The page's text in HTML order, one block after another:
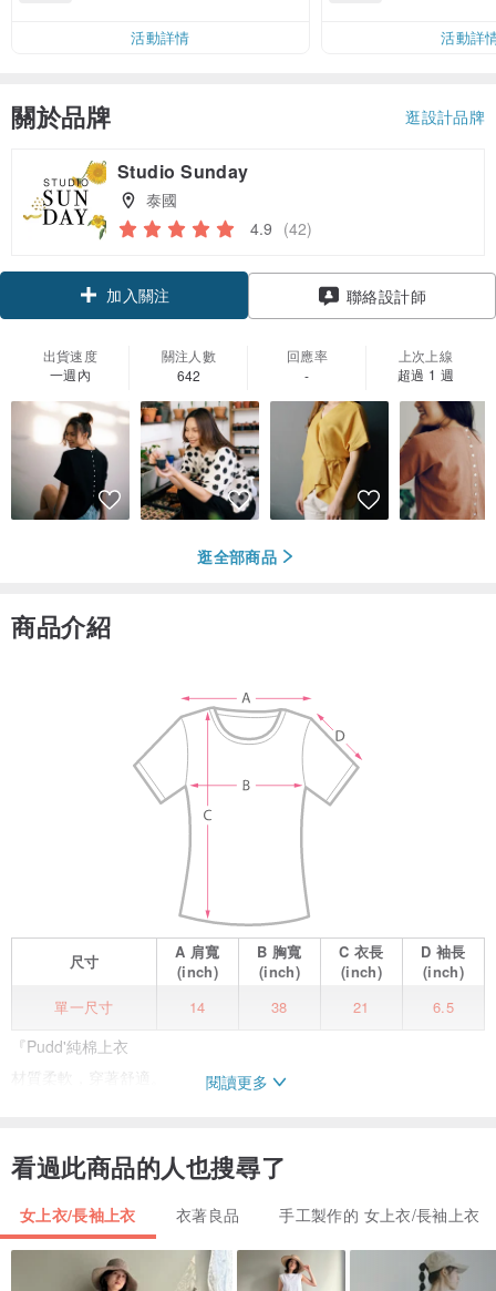
活動詳情
活動詳
關於品牌 逛設計品牌
Studio Sunday
泰國
4.9 (42)
加入關注 聯絡設計師
出貨速度
一週內
關注人數
642
回應率
-
上次上線
超過 1 週
逛全部商品
商品介紹
尺寸 A 肩寬
(inch)
B 胸寬
(inch)
C衣長
(inch)
D袖長
(inch)
單一尺寸
14 38 21 6.5
『Pudd'純棉上衣
材質柔軟，穿著舒適。
* 三色選擇
磚紅 (Brick)：
th.pinkoi.com/product/Gw2DQLmG
靛藍 (Indigo)：th.pinkoi.com/product/J8iw3kfZ
沙色 (Sand)：th.pinkoi.com/product/qKyy6Qig
閱讀更多
看過此商品的人也搜尋了
女上衣/長袖上衣 衣著良品 手工製作的 女上衣/長袖上衣